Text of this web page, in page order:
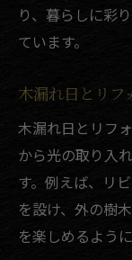
り、暮らしに彩
ています。
木漏れ日とリフ
木漏れ日とリフ
から光の取り入
す。例えば、リ
を設け、外の樹
を楽しめるよう